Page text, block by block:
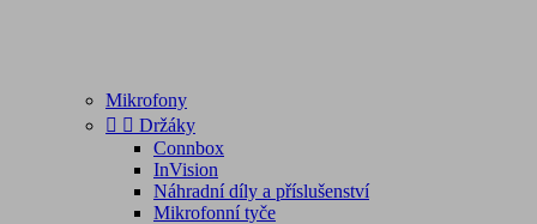
Mikrofony
  Držáky
Connbox
InVision
Náhradní díly a příslušenství
Mikrofonní tyče